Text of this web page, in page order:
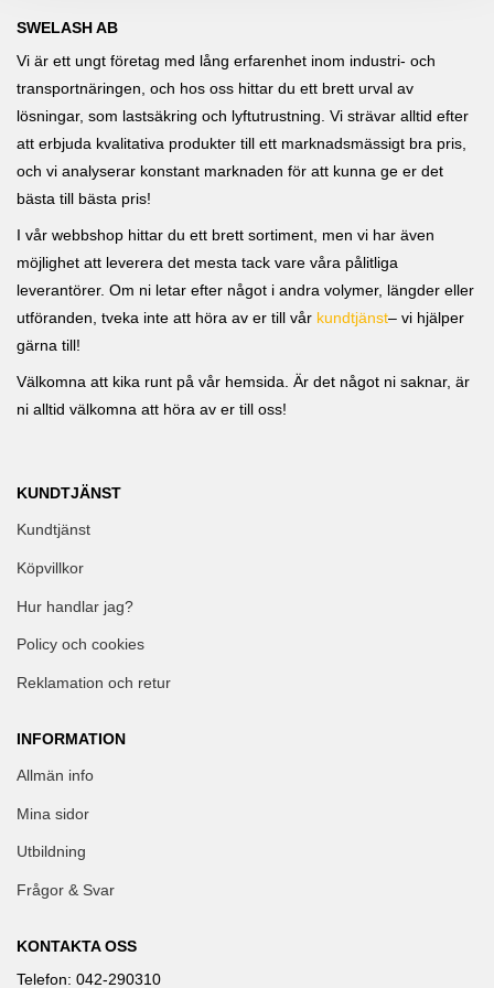
SWELASH AB
Vi är ett ungt företag med lång erfarenhet inom industri- och
transportnäringen, och hos oss hittar du ett brett urval av
lösningar, som lastsäkring och lyftutrustning. Vi strävar alltid efter
att erbjuda kvalitativa produkter till ett marknadsmässigt bra pris,
och vi analyserar konstant marknaden för att kunna ge er det
bästa till bästa pris!
I vår webbshop hittar du ett brett sortiment, men vi har även
möjlighet att leverera det mesta tack vare våra pålitliga
leverantörer. Om ni letar efter något i andra volymer, längder eller
utföranden, tveka inte att höra av er till vår kundtjänst– vi hjälper
gärna till!
Välkomna att kika runt på vår hemsida. Är det något ni saknar, är
ni alltid välkomna att höra av er till oss!
KUNDTJÄNST
Kundtjänst
Köpvillkor
Hur handlar jag?
Policy och cookies
Reklamation och retur
INFORMATION
Allmän info
Mina sidor
Utbildning
Frågor & Svar
KONTAKTA OSS
Telefon: 042-290310